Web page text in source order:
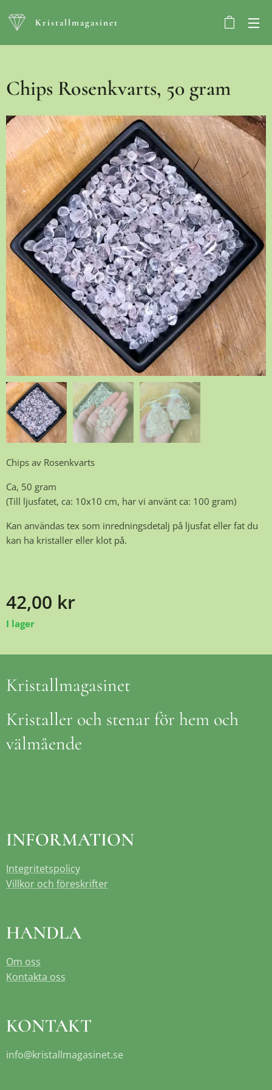
Kristallmagasinet
Chips Rosenkvarts, 50 gram
Chips av Rosenkvarts
Ca, 50 gram
(Till ljusfatet, ca: 10x10 cm, har vi använt ca: 100 gram)
Kan användas tex som inredningsdetalj på ljusfat eller fat du
kan ha kristaller eller klot på.
42,00 kr
I lager
Kristallmagasinet
Kristaller och stenar för hem och
välmående
INFORMATION
Integritetspolicy
Villkor och föreskrifter
HANDLA
Om oss
Kontakta oss
KONTAKT
info@kristallmagasinet.se